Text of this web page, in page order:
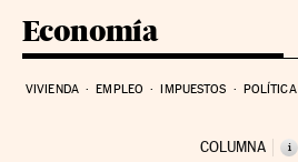
Economía
VIVIENDA EMPLEO IMPUESTOS POLÍTICA
COLUMNA i